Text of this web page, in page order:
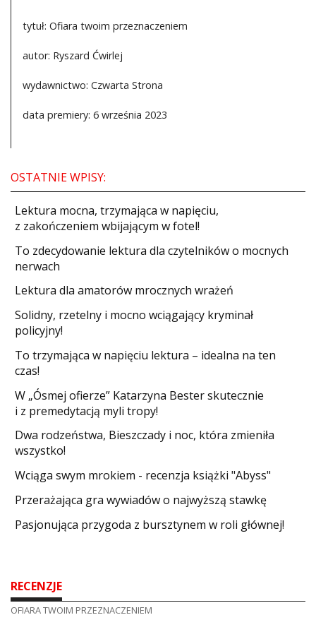
tytuł: Ofiara twoim przeznaczeniem
autor: Ryszard Ćwirlej
wydawnictwo: Czwarta Strona
data premiery: 6 września 2023
OSTATNIE WPISY:
​Lektura mocna, trzymająca w napięciu,
z zakończeniem wbijającym w fotel!
​To zdecydowanie lektura dla czytelników o mocnych
nerwach
Lektura dla amatorów mrocznych wrażeń
Solidny, rzetelny i mocno wciągający kryminał
policyjny!
​To trzymająca w napięciu lektura – idealna na ten
czas!
W „Ósmej ofierze” Katarzyna Bester skutecznie
i z premedytacją myli tropy!
Dwa rodzeństwa, Bieszczady i noc, która zmieniła
wszystko!
Wciąga swym mrokiem - recenzja książki "Abyss"
​Przerażająca gra wywiadów o najwyższą stawkę
Pasjonująca przygoda z bursztynem w roli głównej!
RECENZJE
OFIARA TWOIM PRZEZNACZENIEM